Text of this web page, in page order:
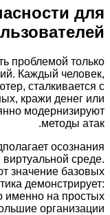
для
проблемой только
Каждый человек,
сталкивается с
кражи денег или
модернизируют
методы атак.
осознания
среде.
значение базовых
демонстрирует:
именно на простых
организации.